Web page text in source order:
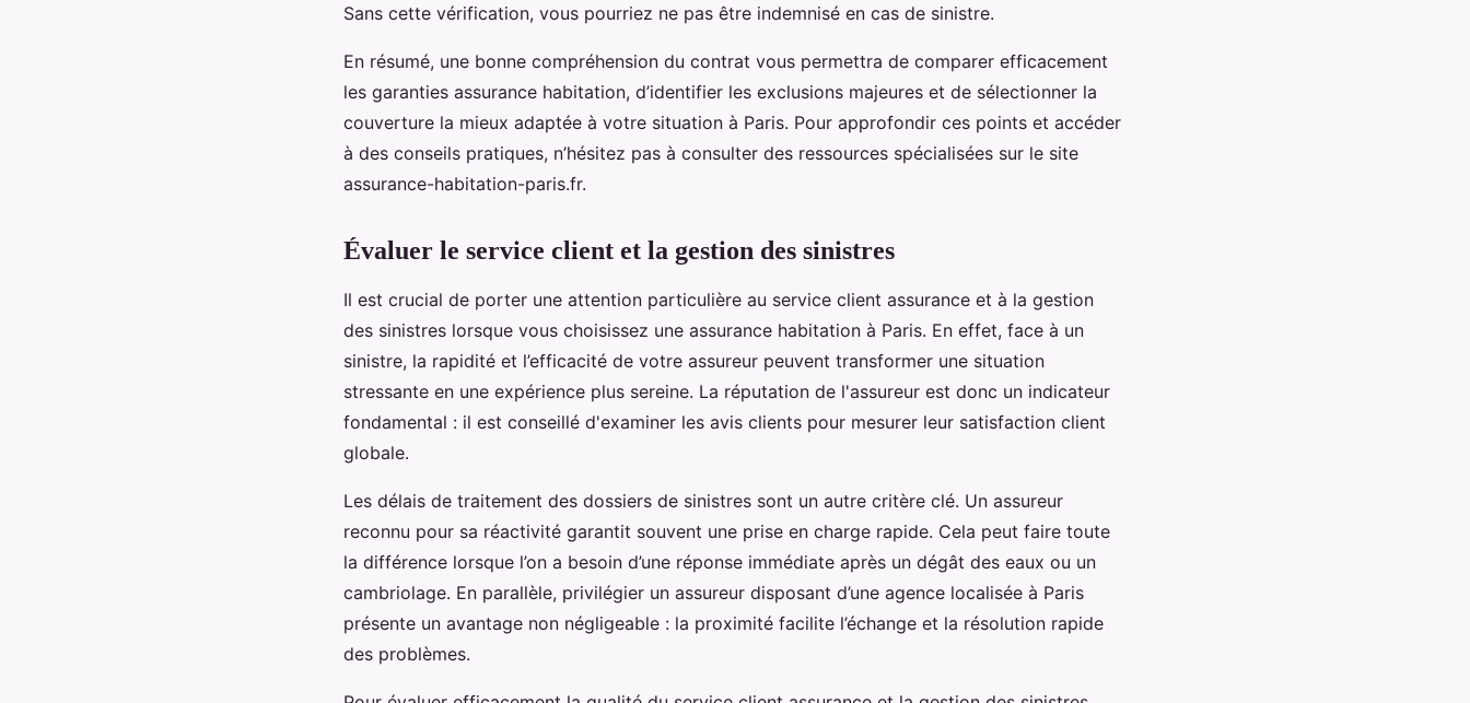
Sans cette vérification, vous pourriez ne pas être indemnisé en cas de sinistre.
En résumé, une bonne compréhension du contrat vous permettra de comparer efficacement
les garanties assurance habitation, d’identifier les exclusions majeures et de sélectionner la
couverture la mieux adaptée à votre situation à Paris. Pour approfondir ces points et accéder
à des conseils pratiques, n’hésitez pas à consulter des ressources spécialisées sur le site
assurance-habitation-paris.fr.
Évaluer le service client et la gestion des sinistres
Il est crucial de porter une attention particulière au service client assurance et à la gestion
des sinistres lorsque vous choisissez une assurance habitation à Paris. En effet, face à un
sinistre, la rapidité et l’efficacité de votre assureur peuvent transformer une situation
stressante en une expérience plus sereine. La réputation de l'assureur est donc un indicateur
fondamental : il est conseillé d'examiner les avis clients pour mesurer leur satisfaction client
globale.
Les délais de traitement des dossiers de sinistres sont un autre critère clé. Un assureur
reconnu pour sa réactivité garantit souvent une prise en charge rapide. Cela peut faire toute
la différence lorsque l’on a besoin d’une réponse immédiate après un dégât des eaux ou un
cambriolage. En parallèle, privilégier un assureur disposant d’une agence localisée à Paris
présente un avantage non négligeable : la proximité facilite l’échange et la résolution rapide
des problèmes.